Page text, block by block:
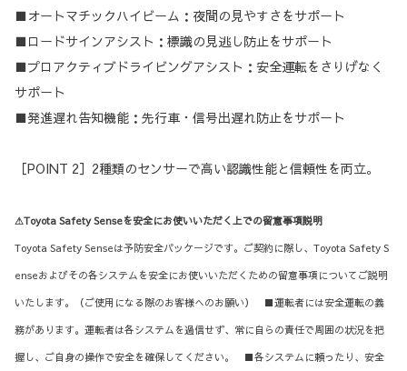
■オートマチックハイビーム：夜間の見やすさをサポート
■ロードサインアシスト：標識の見逃し防止をサポート
■プロアクティブドライビングアシスト：安全運転をさりげなく
サポート
■発進遅れ告知機能：先行車・信号出遅れ防止をサポート
［POINT 2］2種類のセンサーで高い認識性能と信頼性を両立。
⚠Toyota Safety Senseを安全にお使いいただく上での留意事項説明
Toyota Safety Senseは予防安全パッケージです。ご契約に際し、Toyota Safety S
enseおよびその各システムを安全にお使いいただくための留意事項についてご説明
いたします。（ご使用になる際のお客様へのお願い） ■運転者には安全運転の義
務があります。運転者は各システムを過信せず、常に自らの責任で周囲の状況を把
握し、ご自身の操作で安全を確保してください。 ■各システムに頼ったり、安全